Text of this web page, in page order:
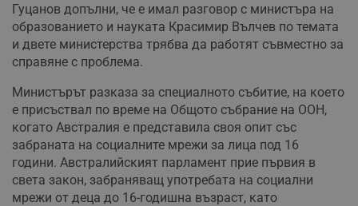
Гуцанов допълни, че е имал разговор с министъра на
образованието и науката Красимир Вълчев по темата
и двете министерства трябва да работят съвместно за
справяне с проблема.
Министърът разказа за специалното събитие, на което
е присъствал по време на Общото събрание на ООН,
когато Австралия е представила своя опит със
забраната на социалните мрежи за лица под 16
години. Австралийският парламент прие първия в
света закон, забраняващ употребата на социални
мрежи от деца до 16-годишна възраст, като